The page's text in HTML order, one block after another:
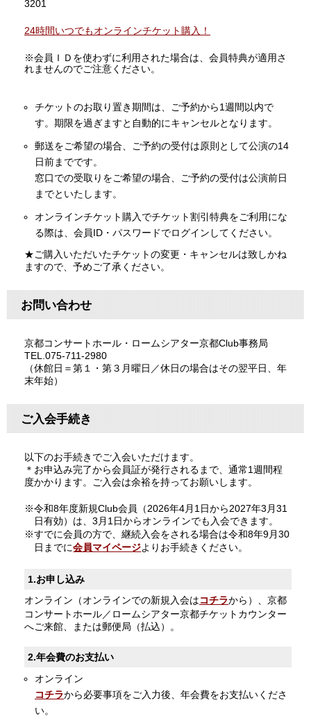
3201
24時間いつでもオンラインチケット購入！
※会員ＩＤを使わずに利用された場合は、会員特典が適用さ
れませんのでご注意ください。
チケットのお取り置き期間は、ご予約から1週間以内で
す。期限を過ぎますと自動的にキャンセルとなります。
郵送をご希望の場合、ご予約の受付は原則として公演の14
日前までです。
窓口での受取りをご希望の場合、ご予約の受付は公演前日
までといたします。
オンラインチケット購入でチケット割引特典をご利用にな
る際は、会員ID・パスワードでログインしてください。
★ご購入いただいたチケットの変更・キャンセルは致しかね
ますので、予めご了承ください。
お問い合わせ
京都コンサートホール・ロームシアター京都Club事務局
TEL.075-711-2980
（休館日＝第１・第３月曜日／休日の場合はその翌平日、年
末年始）
ご入会手続き
以下のお手続きでご入会いただけます。
＊お申込み完了から会員証が発行されるまで、通常1週間程
度かかります。ご入会は余裕を持ってお願いします。
※令和8年度新規Club会員（2026年4月1日から2027年3月31
日有効）は、3月1日からオンラインでも入会できます。
※すでに会員の方で、継続入会をされる場合は令和8年9月30
日までに会員マイページよりお手続きください。
1.お申し込み
オンライン（オンラインでの新規入会はコチラから）、京都
コンサートホール／ロームシアター京都チケットカウンター
へご来館、または郵便局（払込）。
2.年会費のお支払い
オンライン
コチラから必要事項をご入力後、年会費をお支払いくださ
い。